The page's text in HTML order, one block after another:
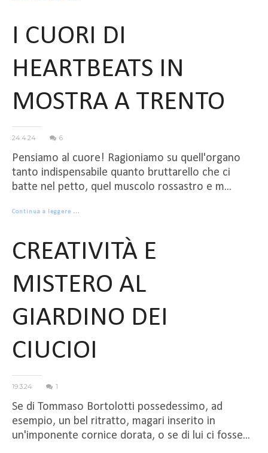
I CUORI DI
HEARTBEATS IN
MOSTRA A TRENTO
24.4.24 6
Pensiamo al cuore! Ragioniamo su quell'organo
tanto indispensabile quanto bruttarello che ci
batte nel petto, quel muscolo rossastro e m...
Continua a leggere …
CREATIVITÀ E
MISTERO AL
GIARDINO DEI
CIUCIOI
19.3.24 1
Se di Tommaso Bortolotti possedessimo, ad
esempio, un bel ritratto, magari inserito in
un'imponente cornice dorata, o se di lui ci fosse...